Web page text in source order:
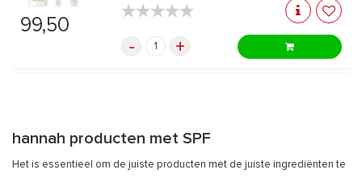
99,50
★★★★★
★★★★★
- +
hannah producten met SPF
Het is essentieel om de juiste producten met de juiste ingrediënten te